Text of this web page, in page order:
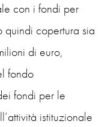
con i fondi per
quindi copertura sia
di euro,
fondo
fondi per le
istituzionale